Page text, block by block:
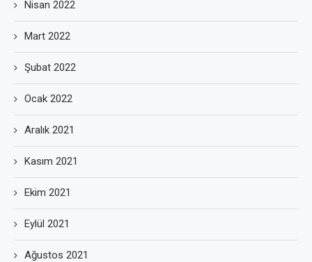
Nisan 2022
Mart 2022
Şubat 2022
Ocak 2022
Aralık 2021
Kasım 2021
Ekim 2021
Eylül 2021
Ağustos 2021